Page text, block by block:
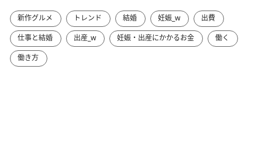
新作グルメ トレンド 結婚 妊娠_w
出費
仕事と結婚
出産_w 妊娠・出産にかかるお金
働く
働き方